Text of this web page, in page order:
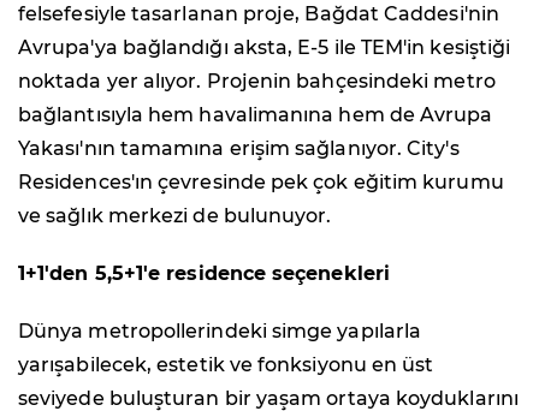
felsefesiyle tasarlanan proje, Bağdat Caddesi'nin
Avrupa'ya bağlandığı aksta, E-5 ile TEM'in kesiştiği
noktada yer alıyor. Projenin bahçesindeki metro
bağlantısıyla hem havalimanına hem de Avrupa
Yakası'nın tamamına erişim sağlanıyor. City's
Residences'ın çevresinde pek çok eğitim kurumu
ve sağlık merkezi de bulunuyor.
1+1'den 5,5+1'e residence seçenekleri
Dünya metropollerindeki simge yapılarla
yarışabilecek, estetik ve fonksiyonu en üst
seviyede buluşturan bir yaşam ortaya koyduklarını